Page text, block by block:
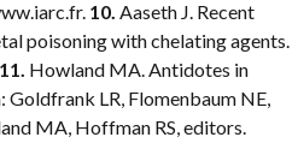
10. Aaseth J. Recent
poisoning with chelating agents.
11. Howland MA. Antidotes in
Goldfrank LR, Flomenbaum NE,
MA, Hoffman RS, editors.